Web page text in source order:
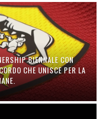
BIENNALE CON
CHE UNISCE PER LA